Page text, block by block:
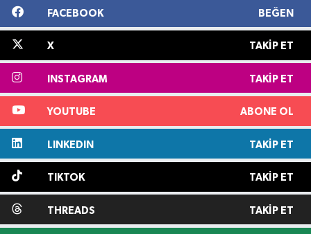
FACEBOOK BEĞEN
X TAKIP ET
INSTAGRAM TAKIP ET
YOUTUBE ABONE OL
LINKEDIN TAKIP ET
TIKTOK TAKIP ET
THREADS TAKIP ET